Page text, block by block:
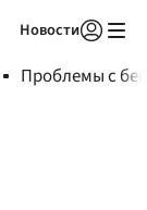
Новости
Проблемы с